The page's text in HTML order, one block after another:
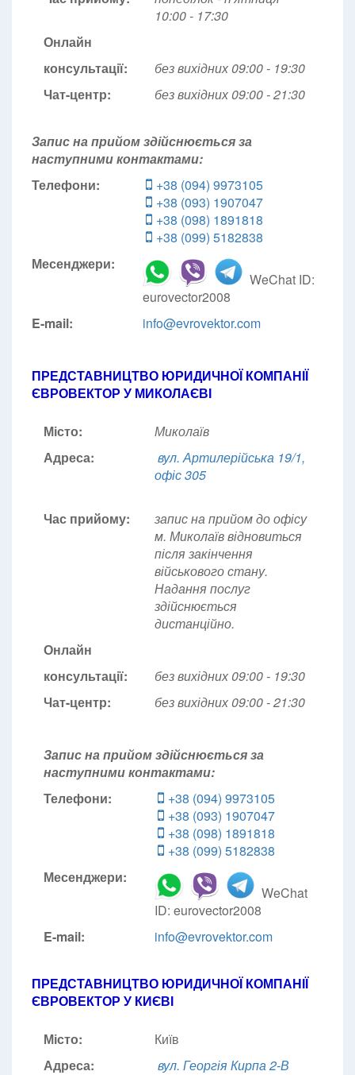
10:00 - 17:30
Онлайн
консультації:
без вихідних 09:00 - 19:30
Чат-центр:
без вихідних 09:00 - 21:30
Запис на прийом здійснюється за
наступними контактами:
Телефони:
+38 (094) 9973105
+38 (093) 1907047
+38 (098) 1891818
+38 (099) 5182838
Месенджери:
WeChat ID:
eurovector2008
E-mail:
info@evrovektor.com
ПРЕДСТАВНИЦТВО ЮРИДИЧНОЇ КОМПАНІЇ
ЄВРОВЕКТОР У МИКОЛАЄВІ
Місто:
Миколаїв
Адреса:
вул. Артилерійська 19/1,
офіс 305
Час прийому:
запис на прийом до офісу
м. Миколаїв відновиться
після закінчення
військового стану.
Надання послуг
здійснюється
дистанційно.
Онлайн
консультації:
без вихідних 09:00 - 19:30
Чат-центр:
без вихідних 09:00 - 21:30
Запис на прийом здійснюється за
наступними контактами:
Телефони:
+38 (094) 9973105
+38 (093) 1907047
+38 (098) 1891818
+38 (099) 5182838
Месенджери:
WeChat
ID: eurovector2008
E-mail:
info@evrovektor.com
ПРЕДСТАВНИЦТВО ЮРИДИЧНОЇ КОМПАНІЇ
ЄВРОВЕКТОР У КИЄВІ
Місто:
Київ
Адреса:
вул. Георгія Кирпа 2-В